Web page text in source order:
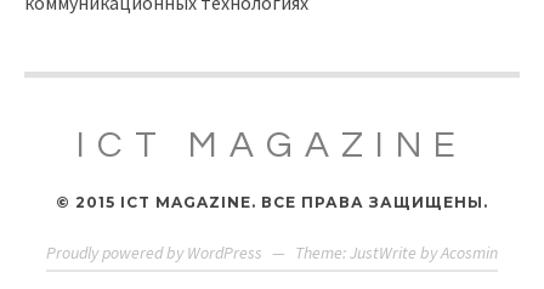
ICT MAGAZINE
© 2015 ICT MAGAZINE. ВСЕ ПРАВА ЗАЩИЩЕНЫ.
Proudly powered by WordPress — Theme: JustWrite byAcosmin